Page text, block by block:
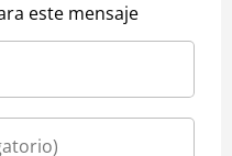
este mensaje